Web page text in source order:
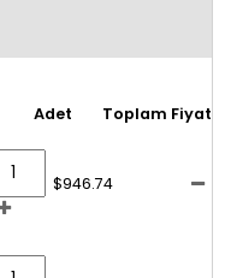
Adet Toplam Fiyat
$946.74